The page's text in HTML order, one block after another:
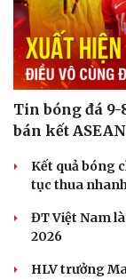
Du lịch
Tư vấn
check-in
Tin bóng đá 9-
bán kết
Kết quả bóng
tục thua
ĐT Việt Nam
2026
HLV trưởng